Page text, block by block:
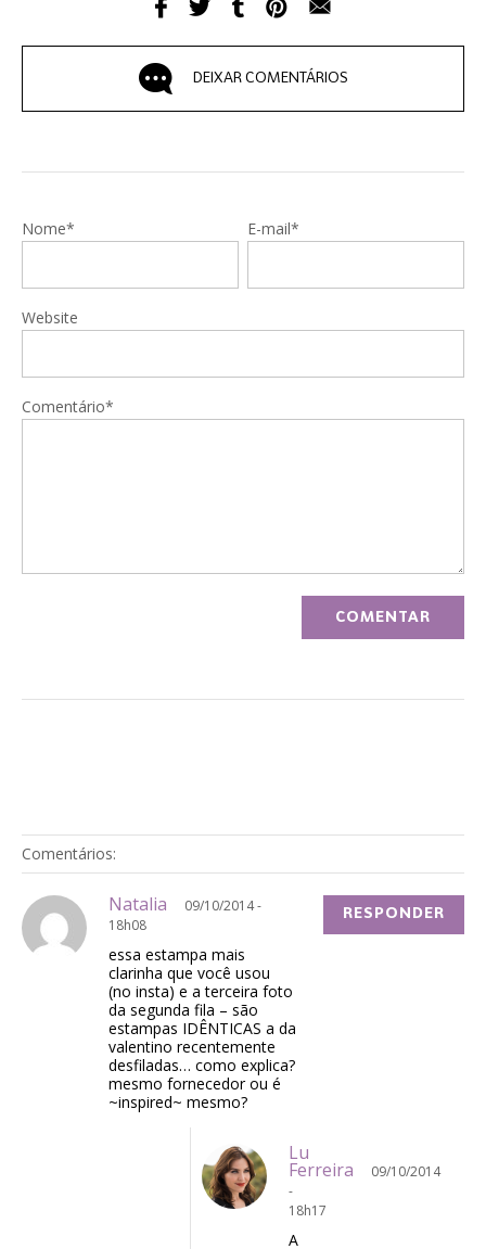
DEIXAR COMENTÁRIOS
Nome* E-mail*
Website
Comentário*
Comentários:
Natalia
09/10/2014 -
18h08
essa estampa mais
clarinha que você usou
(no insta) e a terceira foto
da segunda fila – são
estampas IDÊNTICAS a da
valentino recentemente
desfiladas… como explica?
mesmo fornecedor ou é
~inspired~ mesmo?
RESPONDER
Lu
Ferreira
09/10/2014
-
18h17
A